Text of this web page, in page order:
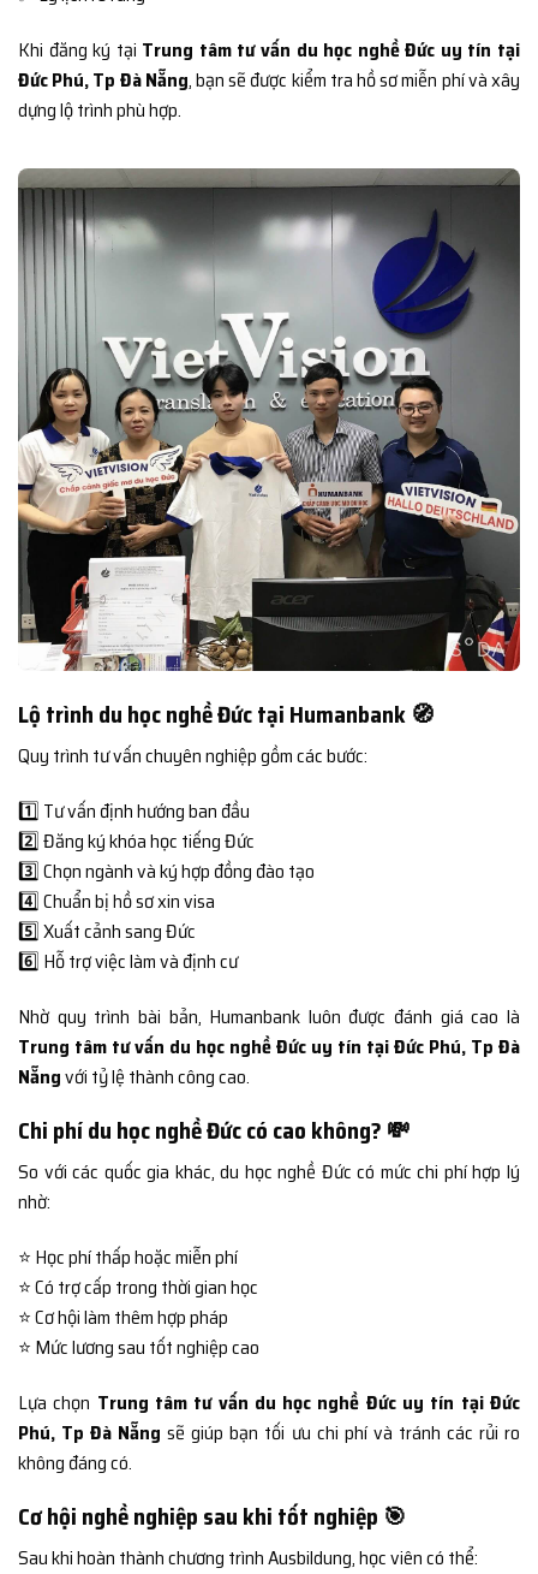
Khi đăng ký tại Trung tâm tư vấn du học nghề Đức uy tín tại
Đức Phú, Tp Đà Nẵng, bạn sẽ được kiểm tra hồ sơ miễn phí và xây
dựng lộ trình phù hợp.
Lộ trình du học nghề Đức tại Humanbank 🧭
Quy trình tư vấn chuyên nghiệp gồm các bước:
1️⃣ Tư vấn định hướng ban đầu
2️⃣ Đăng ký khóa học tiếng Đức
3️⃣ Chọn ngành và ký hợp đồng đào tạo
4️⃣ Chuẩn bị hồ sơ xin visa
5️⃣ Xuất cảnh sang Đức
6️⃣ Hỗ trợ việc làm và định cư
Nhờ quy trình bài bản, Humanbank luôn được đánh giá cao là
Trung tâm tư vấn du học nghề Đức uy tín tại Đức Phú, Tp Đà
Nẵngvới tỷ lệ thành công cao.
Chi phí du học nghề Đức có cao không? 💸
So với các quốc gia khác, du học nghề Đức có mức chi phí hợp lý
nhờ:
⭐ Học phí thấp hoặc miễn phí
⭐ Có trợ cấp trong thời gian học
⭐ Cơ hội làm thêm hợp pháp
⭐ Mức lương sau tốt nghiệp cao
Lựa chọn Trung tâm tư vấn du học nghề Đức uy tín tại Đức
Phú, Tp Đà Nẵng sẽ giúp bạn tối ưu chi phí và tránh các rủi ro
không đáng có.
Cơ hội nghề nghiệp sau khi tốt nghiệp 🎯
Sau khi hoàn thành chương trình Ausbildung, học viên có thể: